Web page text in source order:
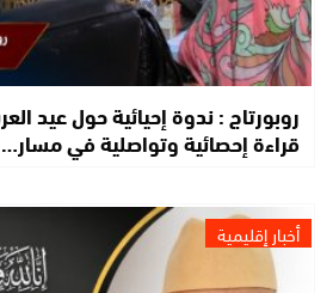
روبورتاج : ندوة إحيائية حول عيد
قراءة إحصائية وتواصلية في مسار…
أخبار إقليمية